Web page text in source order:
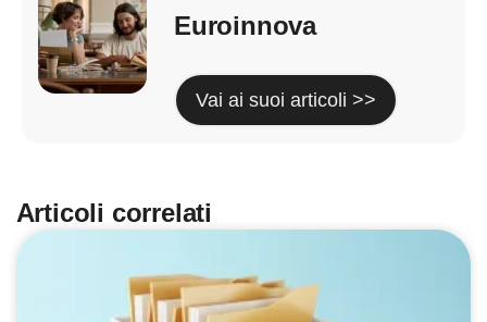
Euroinnova
Vai ai suoi articoli >>
Articoli correlati